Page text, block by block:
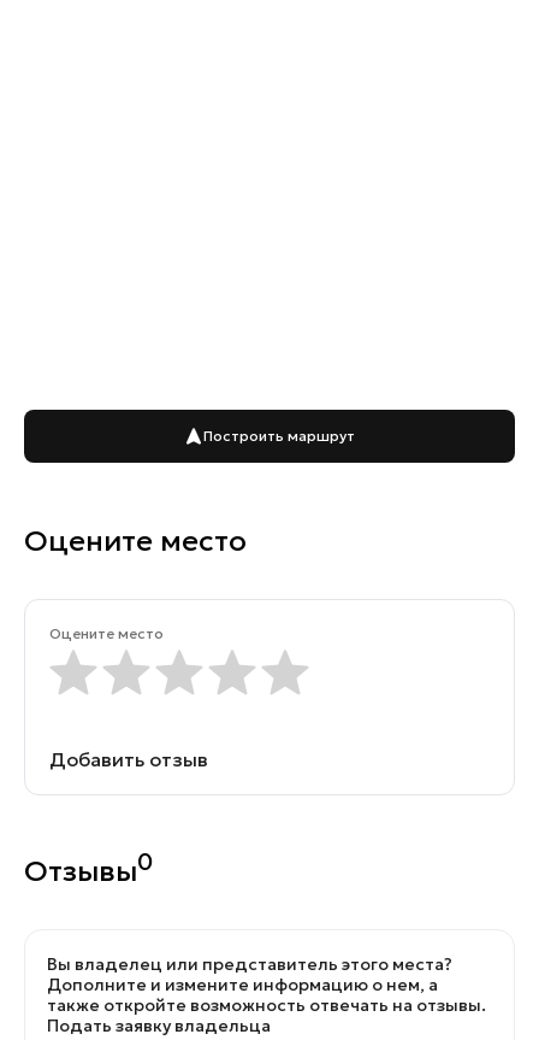
Построить маршрут
Оцените место
Оцените место
Добавить отзыв
Отзывы0
Вы владелец или представитель этого места?
Дополните и измените информацию о нем, а
также откройте возможность отвечать на отзывы.
Подать заявку владельца